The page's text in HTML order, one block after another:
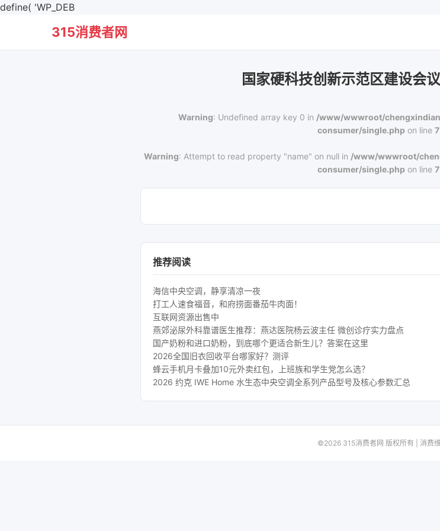
define( 'WP_DEB
315消费者网
国家硬科技创新示范区建设会
Warning: Undefined array key 0 in /www/wwwroot/
consumer/single.php on line7
Warning: Attempt to read property "name" on null in /www/wwwroot/
consumer/single.php on line7
推荐阅读
海信中央空调，静享清凉一夜
打工人速食福音，和府捞面番茄牛肉面！
互联网资源出售中
燕郊泌尿外科靠谱医生推荐：燕达医院杨云波主任 微创诊疗实力盘点
国产奶粉和进口奶粉，到底哪个更适合新生儿？答案在这里
2026全国旧衣回收平台哪家好？测评
蜂云手机月卡叠加10元外卖红包，上班族和学生党怎么选？
2026 约克 IWE Home 水生态中央空调全系列产品型号及核心参数汇总
©2026 315消费者网 版权所有 | 消费